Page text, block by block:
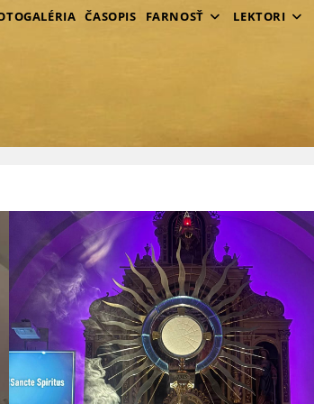
ČASOPIS FARNOSŤ LEKTORI